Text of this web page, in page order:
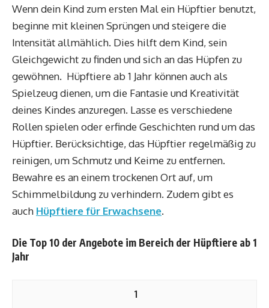
Wenn dein Kind zum ersten Mal ein Hüpftier benutzt,
beginne mit kleinen Sprüngen und steigere die
Intensität allmählich. Dies hilft dem Kind, sein
Gleichgewicht zu finden und sich an das Hüpfen zu
gewöhnen. Hüpftiere ab 1 Jahr können auch als
Spielzeug dienen, um die Fantasie und Kreativität
deines Kindes anzuregen. Lasse es verschiedene
Rollen spielen oder erfinde Geschichten rund um das
Hüpftier. Berücksichtige, das Hüpftier regelmäßig zu
reinigen, um Schmutz und Keime zu entfernen.
Bewahre es an einem trockenen Ort auf, um
Schimmelbildung zu verhindern. Zudem gibt es
auch Hüpftiere für Erwachsene.
Die Top 10 der Angebote im Bereich der Hüpftiere ab 1
Jahr
1